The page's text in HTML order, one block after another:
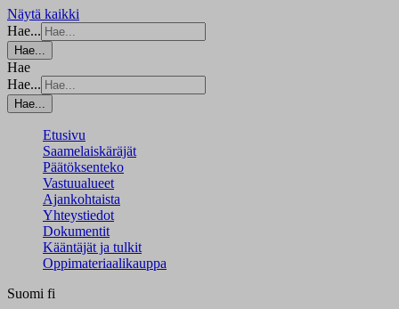
Näytä kaikki
Hae...
Hae...
Hae
Hae...
Hae...
Etusivu
Saamelaiskäräjät
Päätöksenteko
Vastuualueet
Ajankohtaista
Yhteystiedot
Dokumentit
Kääntäjät ja tulkit
Oppimateriaalikauppa
Suomi fi